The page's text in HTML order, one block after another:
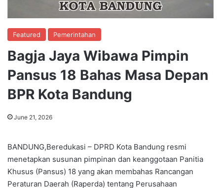
Featured Pemerintahan
Bagja Jaya Wibawa Pimpin
Pansus 18 Bahas Masa Depan
BPR Kota Bandung
June 21, 2026
BANDUNG,Beredukasi – DPRD Kota Bandung resmi
menetapkan susunan pimpinan dan keanggotaan Panitia
Khusus (Pansus) 18 yang akan membahas Rancangan
Peraturan Daerah (Raperda) tentang Perusahaan